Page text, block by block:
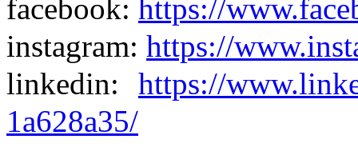
facebook: https://
instagram: https://
linkedin: https://
1a628a35/